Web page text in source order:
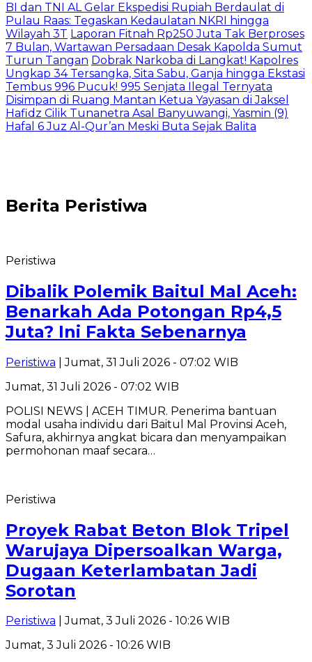
BI dan TNI AL Gelar Ekspedisi Rupiah Berdaulat di
Pulau Raas: Tegaskan Kedaulatan NKRI hingga
Wilayah 3T Laporan Fitnah Rp250 Juta Tak Berproses
7 Bulan, Wartawan Persadaan Desak Kapolda Sumut
Turun Tangan Dobrak Narkoba di Langkat! Kapolres
Ungkap 34 Tersangka, Sita Sabu, Ganja hingga Ekstasi
Tembus 996 Pucuk! 995 Senjata Ilegal Ternyata
Disimpan di Ruang Mantan Ketua Yayasan di Jaksel
Hafidz Cilik Tunanetra Asal Banyuwangi, Yasmin (9)
Hafal 6 Juz Al-Qur’an Meski Buta Sejak Balita
Berita Peristiwa
Peristiwa
Dibalik Polemik Baitul Mal Aceh:
Benarkah Ada Potongan Rp4,5
Juta? Ini Fakta Sebenarnya
Peristiwa | Jumat, 31 Juli 2026 - 07:02 WIB
Jumat, 31 Juli 2026 - 07:02 WIB
POLISI NEWS | ACEH TIMUR. Penerima bantuan
modal usaha individu dari Baitul Mal Provinsi Aceh,
Safura, akhirnya angkat bicara dan menyampaikan
permohonan maaf secara…
Peristiwa
Proyek Rabat Beton Blok Tripel
Warujaya Dipersoalkan Warga,
Dugaan Keterlambatan Jadi
Sorotan
Peristiwa | Jumat, 3 Juli 2026 - 10:26 WIB
Jumat, 3 Juli 2026 - 10:26 WIB